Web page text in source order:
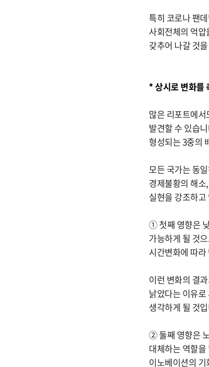
특히 코로나 팬
사회전체의 억
갖추어 나갈 것
* 상시로 변화
많은 리포트에
발견할 수 있습
형성되는 3중의
모든 국가는 동
경제불황의 해
실현을 강조하고
① 첫째 영향은
가능하게 될 것
시간변화에 따
이런 변화의 결
낡았다는 이유
생각하게 될 것
② 둘째 영향은
대체하는 역할
이노베이션의